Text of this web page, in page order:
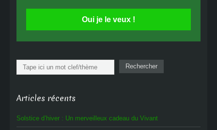
Oui je le veux !
Rechercher Rechercher
Articles récents
Solstice d’hiver : Un merveilleux cadeau du Vivant